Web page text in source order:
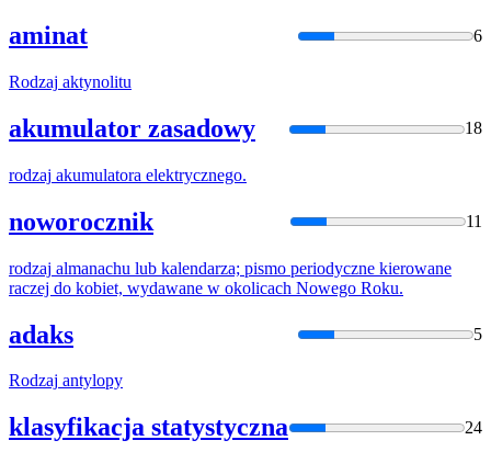
aminat 6
Rodzaj aktynolitu
akumulator zasadowy 18
rodzaj akumulatora elektrycznego.
noworocznik 11
rodzaj almanachu lub kalendarza; pismo periodyczne kierowane
raczej do kobiet, wydawane w okolicach Nowego Roku.
adaks 5
Rodzaj antylopy
klasyfikacja statystyczna 24